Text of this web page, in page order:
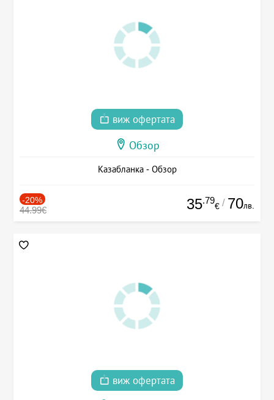
виж офертата
Обзор
Казабланка - Обзор
-20%
44.99€ 35.79
€ / 70лв.
виж офертата